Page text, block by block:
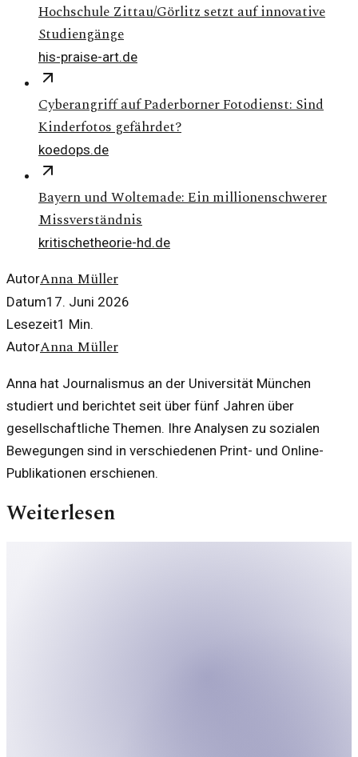
Hochschule Zittau/Görlitz setzt auf innovative
Studiengänge
his-praise-art.de
Cyberangriff auf Paderborner Fotodienst: Sind
Kinderfotos gefährdet?
koedops.de
Bayern und Woltemade: Ein millionenschwerer
Missverständnis
kritischetheorie-hd.de
AutorAnna Müller
Datum17. Juni 2026
Lesezeit1 Min.
AutorAnna Müller
Anna hat Journalismus an der Universität München
studiert und berichtet seit über fünf Jahren über
gesellschaftliche Themen. Ihre Analysen zu sozialen
Bewegungen sind in verschiedenen Print- und Online-
Publikationen erschienen.
Weiterlesen